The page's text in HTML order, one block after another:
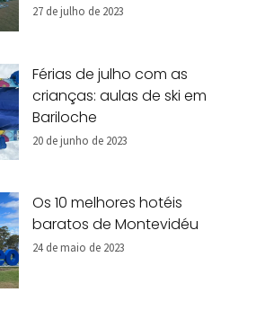
27 de julho de 2023
Férias de julho com as
crianças: aulas de ski em
Bariloche
20 de junho de 2023
Os 10 melhores hotéis
baratos de Montevidéu
24 de maio de 2023